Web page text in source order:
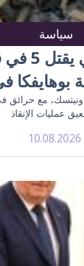
سياسة
الإرهاب
بوهايفكا
مع حرائق
عمليات الإنقاذ
10.08.2026